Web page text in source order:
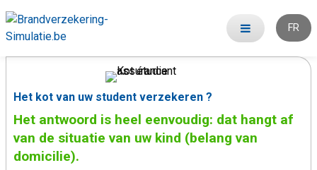
FR
Het kot van uw student verzekeren ?
Het antwoord is heel eenvoudig: dat hangt af
van de situatie van uw kind (belang van
domicilie).